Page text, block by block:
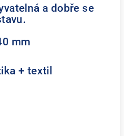
a dobře se
mm
+ textil